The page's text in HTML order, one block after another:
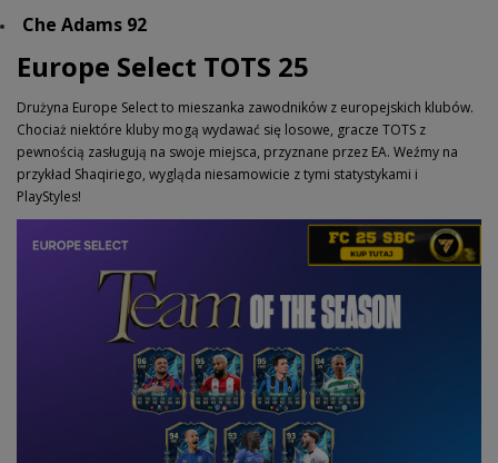
Che Adams 92
Europe Select TOTS 25
Drużyna Europe Select to mieszanka zawodników z europejskich klubów.
Chociaż niektóre kluby mogą wydawać się losowe, gracze TOTS z
pewnością zasługują na swoje miejsca, przyznane przez EA. Weźmy na
przykład Shaqiriego, wygląda niesamowicie z tymi statystykami i
PlayStyles!